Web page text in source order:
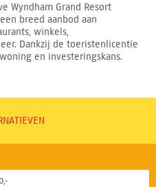
Wyndham Grand Resort
breed aanbod aan
winkels,
Dankzij de toeristenlicentie
en investeringskans.